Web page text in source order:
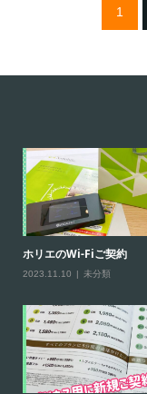
1
ホリエのWi-Fiご契約
2023.11.10 未分類